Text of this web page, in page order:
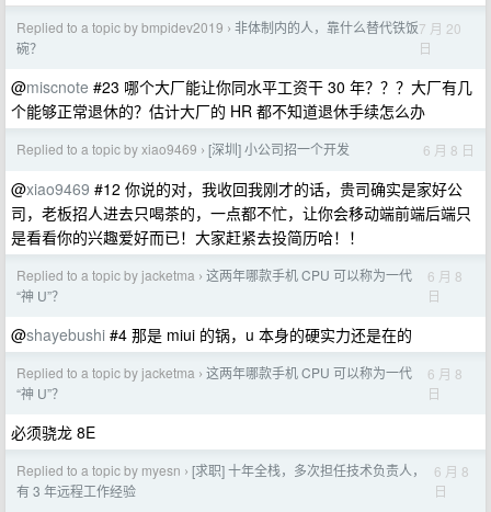
Replied to a topic by bmpidev2019 › 非体制内的人，靠什么替代铁饭
碗？
7 月 20
日
@miscnote #23 哪个大厂能让你同水平工资干 30 年？？？大厂有几
个能够正常退休的？估计大厂的 HR 都不知道退休手续怎么办
Replied to a topic by xiao9469 › [深圳] 小公司招一个开发 6 月 8 日
@xiao9469 #12 你说的对，我收回我刚才的话，贵司确实是家好公
司，老板招人进去只喝茶的，一点都不忙，让你会移动端前端后端只
是看看你的兴趣爱好而已！大家赶紧去投简历哈！！
Replied to a topic by jacketma › 这两年哪款手机 CPU 可以称为一代
“神 U”？
6 月 8
日
@shayebushi #4 那是 miui 的锅，u 本身的硬实力还是在的
Replied to a topic by jacketma › 这两年哪款手机 CPU 可以称为一代
“神 U”？
6 月 8
日
必须骁龙 8E
Replied to a topic by myesn › [求职] 十年全栈，多次担任技术负责人，
有 3 年远程工作经验
6 月 8
日